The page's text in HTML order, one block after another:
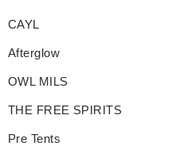
CAYL
Afterglow
OWL MILS
THE FREE SPIRITS
Pre Tents